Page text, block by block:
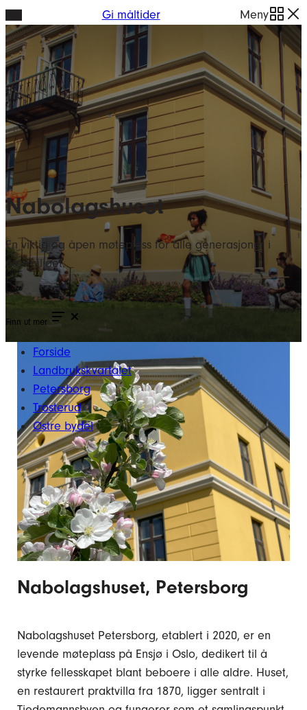
Hopp
til
innhold
Gi måltider Meny
Nabolagshuset
En viktig og åpen møteplass for alle generasjoner i
nærmiljøet.
Finn ut mer
Forside
Landbrukskvartalet
Petersborg
Trosterud
Østre bydel
Nabolagshuset, Petersborg
Nabolagshuset Petersborg, etablert i 2020, er en
levende møteplass på Ensjø i Oslo, dedikert til å
styrke fellesskapet blant beboere i alle aldre. Huset,
en restaurert praktvilla fra 1870, ligger sentralt i